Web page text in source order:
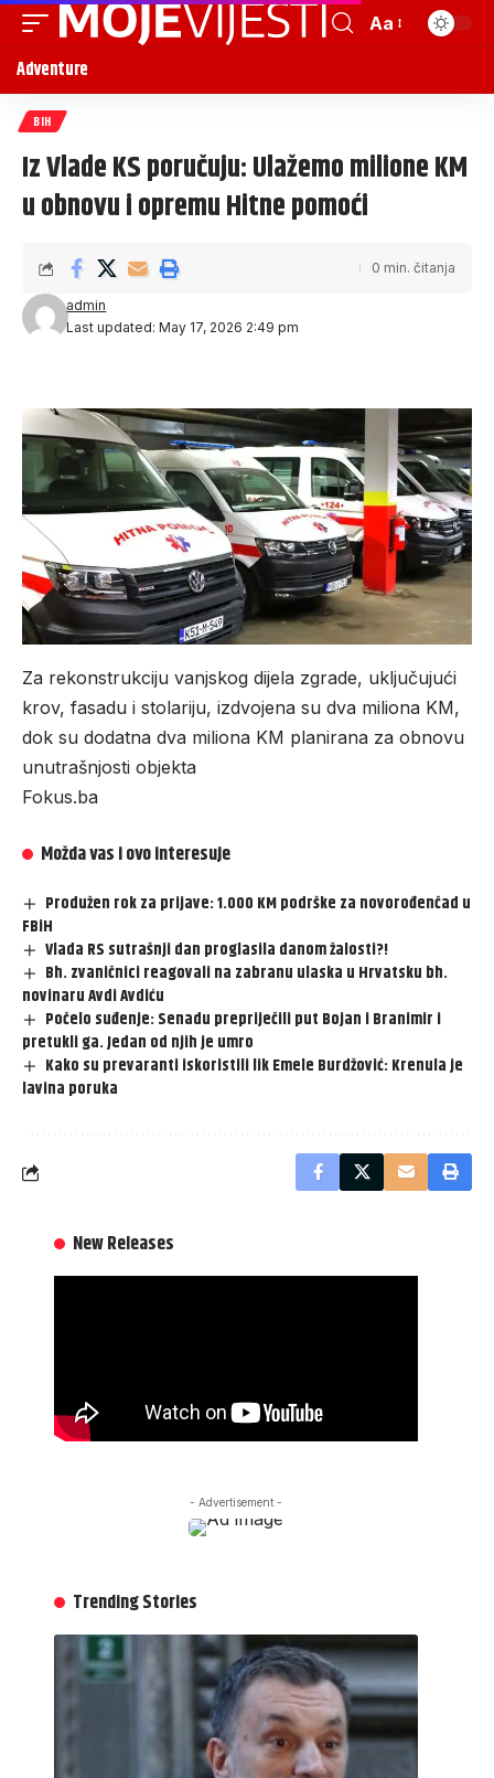
Aa
Adventure
BIH
Iz Vlade KS poručuju: Ulažemo milione KM
u obnovu i opremu Hitne pomoći
Last updated: May 17, 2026 2:49 pm
admin
0 min. čitanja
Za rekonstrukciju vanjskog dijela zgrade, uključujući
krov, fasadu i stolariju, izdvojena su dva miliona KM,
dok su dodatna dva miliona KM planirana za obnovu
unutrašnjosti objekta
Fokus.ba
Možda vas i ovo interesuje
Produžen rok za prijave: 1.000 KM podrške za novorođenčad u
FBiH
Vlada RS sutrašnji dan proglasila danom žalosti?!
Bh. zvaničnici reagovali na zabranu ulaska u Hrvatsku bh.
novinaru Avdi Avdiću
Počelo suđenje: Senadu prepriječili put Bojan i Branimir i
pretukli ga. Jedan od njih je umro
Kako su prevaranti iskoristili lik Emele Burdžović: Krenula je
lavina poruka
New Releases
- Advertisement -
Trending Stories